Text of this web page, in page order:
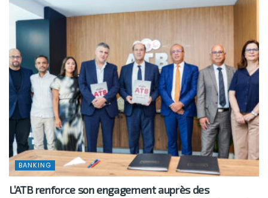
BANKING
L’ATB renforce son engagement auprès des